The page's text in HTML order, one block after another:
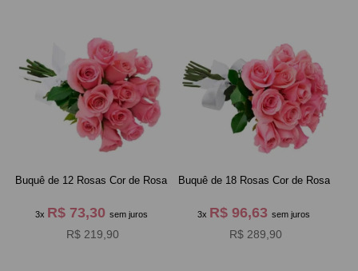
Buquê de 12 Rosas Cor de Rosa
3x R$ 73,30 sem juros
R$ 219,90
Buquê de 18 Rosas Cor de Rosa
3x R$ 96,63sem juros
R$ 289,90